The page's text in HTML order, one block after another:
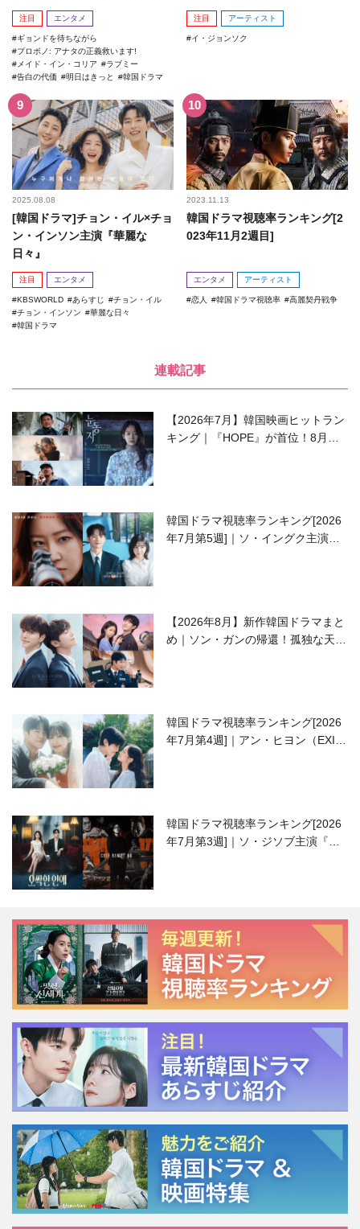
注目 エンタメ
ギョンドを待ちながら
プロボノ: アナタの正義救います!
メイド・イン・コリア
ラブミー
告白の代価
明日はきっと 韓国ドラマ
注目 アーティスト
イ・ジョンソク
2025.08.08
[韓国ドラマ]チョン・イル×チョ
ン・インソン主演『華麗な
日々』
注目 エンタメ
KBSWORLD あらすじ
チョン・イル
チョン・インソン
華麗な日々
韓国ドラマ
2023.11.13
韓国ドラマ視聴率ランキング[2
023年11月2週目]
エンタメ アーティスト
恋人 韓国ドラマ視聴率 高麗契丹戦争
連載記事
【2026年7月】韓国映画ヒットラン
キング｜『HOPE』が首位！8月公
韓国ドラマ視聴率ランキング[2026
年7月第5週]｜ソ・イングク主演の
【2026年8月】新作韓国ドラマまと
め｜ソン・ガンの帰還！孤独な天才
韓国ドラマ視聴率ランキング[2026
年7月第4週]｜アン・ヒヨン（EXID
韓国ドラマ視聴率ランキング[2026
年7月第3週]｜ソ・ジソブ主演『エ